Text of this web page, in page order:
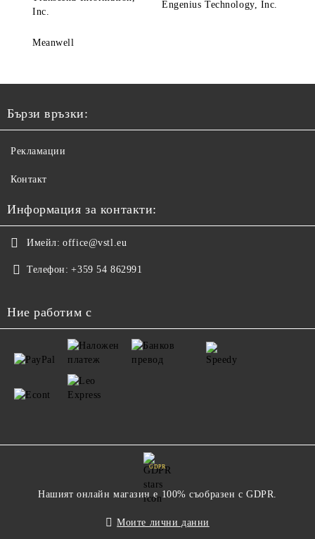
Inc.
Engenius Technology, Inc.
Meanwell
Бързи връзки:
Рекламации
Контакт
Информация за контакти:
Имейл: office@vstl.eu
Телефон: +359 54 862991
Ние работим с
GDPR
Нашият онлайн магазин е 100% съобразен с GDPR.
Моите лични данни